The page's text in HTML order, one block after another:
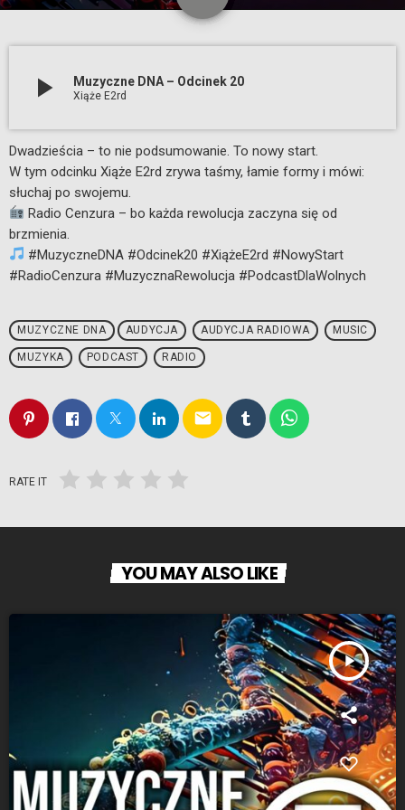
play_arrow Muzyczne DNA – Odcinek 20
Xiąże E2rd
Dwadzieścia – to nie podsumowanie. To nowy start.
W tym odcinku Xiąże E2rd zrywa taśmy, łamie formy i mówi:
słuchaj po swojemu.
Radio Cenzura – bo każda rewolucja zaczyna się od
brzmienia.
#MuzyczneDNA #Odcinek20 #XiążeE2rd #NowyStart
#RadioCenzura #MuzycznaRewolucja #PodcastDlaWolnych
MUZYCZNE DNA AUDYCJA AUDYCJA RADIOWA MUSIC
MUZYKA PODCAST RADIO
email
RATE IT
YOU MAY ALSO LIKE
play_arrow